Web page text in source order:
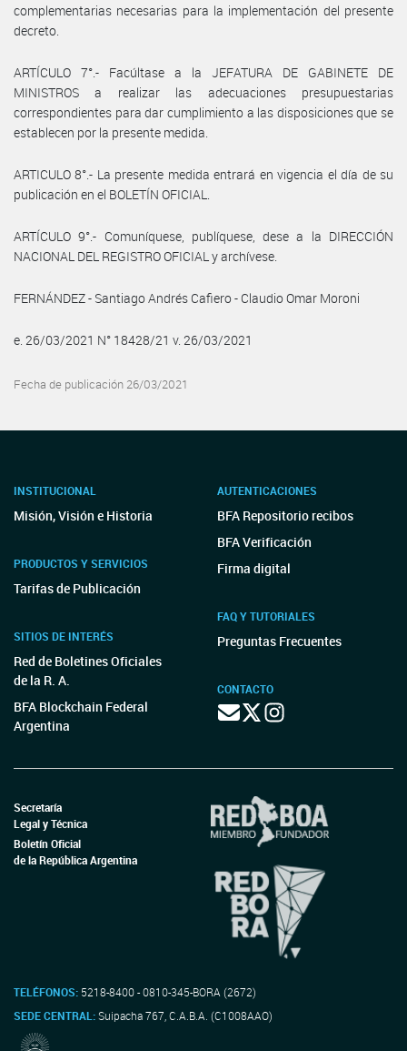
complementarias necesarias para la implementación del presente
decreto.
ARTÍCULO 7°.- Facúltase a la JEFATURA DE GABINETE DE
MINISTROS a realizar las adecuaciones presupuestarias
correspondientes para dar cumplimiento a las disposiciones que se
establecen por la presente medida.
ARTICULO 8°.- La presente medida entrará en vigencia el día de su
publicación en el BOLETÍN OFICIAL.
ARTÍCULO 9°.- Comuníquese, publíquese, dese a la DIRECCIÓN
NACIONAL DEL REGISTRO OFICIAL y archívese.
FERNÁNDEZ - Santiago Andrés Cafiero - Claudio Omar Moroni
e. 26/03/2021 N° 18428/21 v. 26/03/2021
Fecha de publicación 26/03/2021
INSTITUCIONAL
Misión, Visión e Historia
PRODUCTOS Y SERVICIOS
Tarifas de Publicación
SITIOS DE INTERÉS
Red de Boletines Oficiales
de la R. A.
BFA Blockchain Federal
Argentina
AUTENTICACIONES
BFA Repositorio recibos
BFA Verificación
Firma digital
FAQ Y TUTORIALES
Preguntas Frecuentes
CONTACTO
Secretaría
Legal y Técnica
Boletín Oficial
de la República Argentina
TELÉFONOS: 5218-8400 - 0810-345-BORA (2672)
SEDE CENTRAL:Suipacha 767, C.A.B.A. (C1008AAO)